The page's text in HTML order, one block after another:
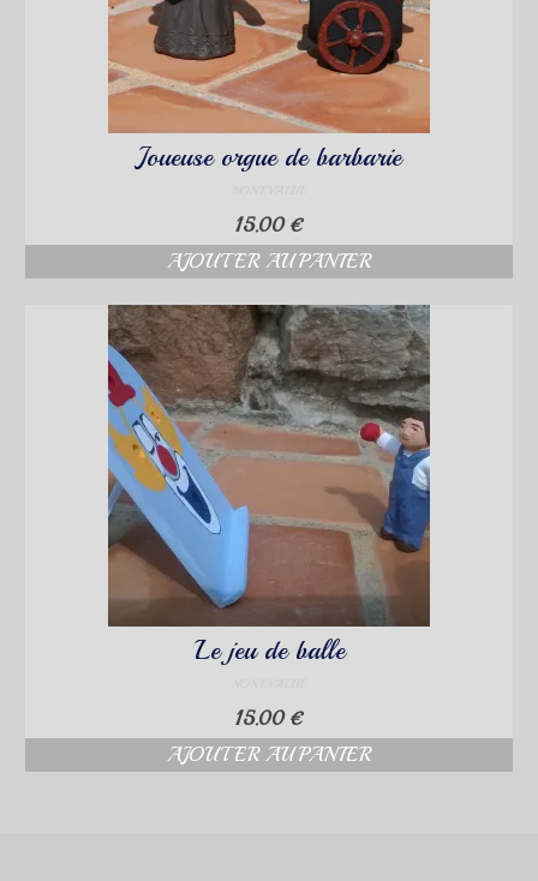
Joueuse orgue de barbarie
15.00 €
AJOUTER AU PANIER
Le jeu de balle
15.00 €
AJOUTER AU PANIER